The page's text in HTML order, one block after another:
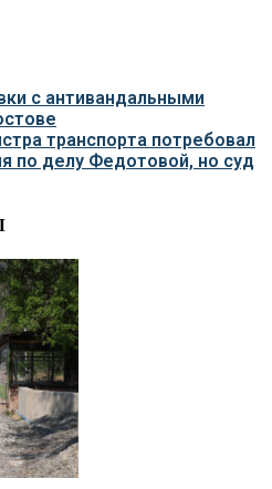
с антивандальными
транспорта потребовал
по делу Федотовой, но суд